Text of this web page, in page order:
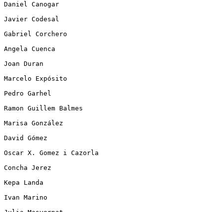
Daniel Canogar
Javier Codesal
Gabriel Corchero
Angela Cuenca
Joan Duran
Marcelo Expósito
Pedro Garhel
Ramon Guillem Balmes
Marisa González
David Gómez
Oscar X. Gomez i Cazorla
Concha Jerez
Kepa Landa
Ivan Marino